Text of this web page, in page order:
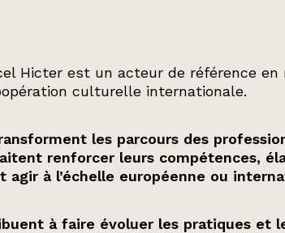
Hicter est un acteur de référence en
culturelle internationale.
les parcours des
renforcer leurs compétences,
agir à l’échelle européenne ou
à faire évoluer les pratiques et